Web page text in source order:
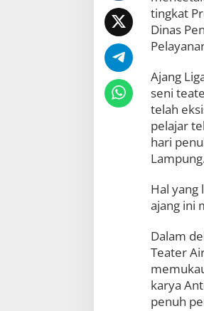
tingkat
Dinas
Ajang
seni
telah
pelajar
hari
Hal yang
ajang ini
Dalam
Teater
karya
penuh